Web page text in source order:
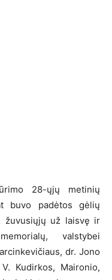
28-ųjų metinių
buvo padėtos gėlių
žuvusiųjų už laisvę ir
valstybei
dr. Jono
Kudirkos, Maironio,